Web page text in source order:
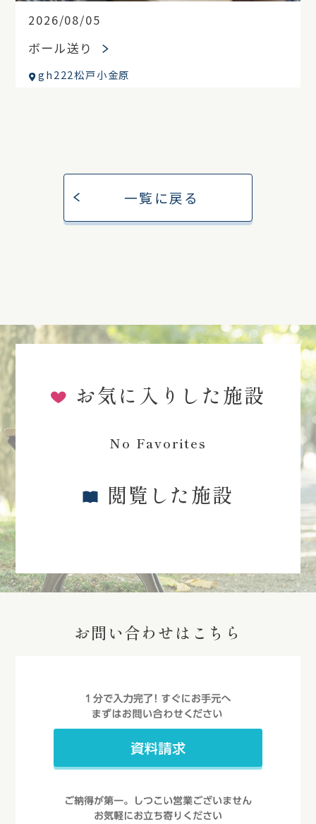
2026/08/05
ボール送り
gh222松戸小金原
一覧に戻る
お気に入りした施設
No Favorites
閲覧した施設
お問い合わせはこちら